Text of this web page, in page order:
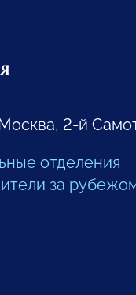
Москва, 2-й
отделения
за